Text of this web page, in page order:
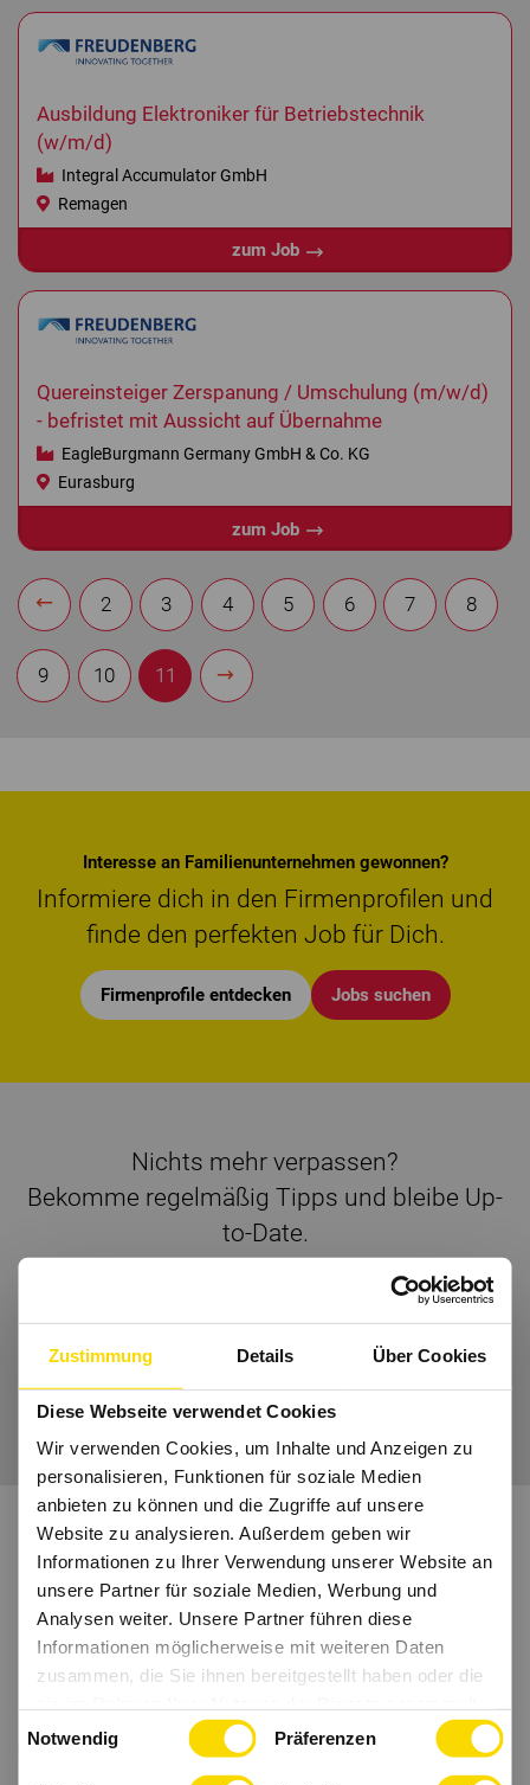
Zustimmung Details Über Cookies
Diese Webseite verwendet Cookies
Wir verwenden Cookies, um Inhalte und Anzeigen zu
personalisieren, Funktionen für soziale Medien
anbieten zu können und die Zugriffe auf unsere
Website zu analysieren. Außerdem geben wir
Informationen zu Ihrer Verwendung unserer Website an
unsere Partner für soziale Medien, Werbung und
Analysen weiter. Unsere Partner führen diese
Informationen möglicherweise mit weiteren Daten
zusammen, die Sie ihnen bereitgestellt haben oder die
haben.
Notwendig Präferenzen
Ausbildung Elektroniker für Betriebstechnik
(w/m/d)
Integral Accumulator GmbH
Remagen
zum Job
Quereinsteiger Zerspanung / Umschulung (m/w/d)
- befristet mit Aussicht auf Übernahme
EagleBurgmann Germany GmbH & Co. KG
Eurasburg
zum Job
2 3 4 5 6 7 8
9 10 11
Interesse an Familienunternehmen gewonnen?
Informiere dich in den Firmenprofilen und
finde den perfekten Job für Dich.
Firmenprofile entdecken Jobs suchen
Nichts mehr verpassen?
Bekomme regelmäßig Tipps und bleibe Up-
to-Date.
Instagramund Co.
Wir freuen uns auf Dich.